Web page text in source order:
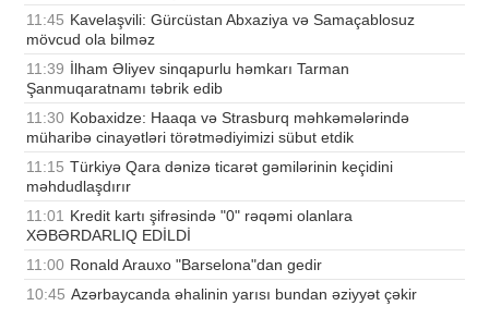
11:45 Kavelaşvili: Gürcüstan Abxaziya və Samaçablosuz
mövcud ola bilməz
11:39 İlham Əliyev sinqapurlu həmkarı Tarman
Şanmuqaratnamı təbrik edib
11:30 Kobaxidze: Haaqa və Strasburq məhkəmələrində
müharibə cinayətləri törətmədiyimizi sübut etdik
11:15 Türkiyə Qara dənizə ticarət gəmilərinin keçidini
məhdudlaşdırır
11:01 Kredit kartı şifrəsində "0" rəqəmi olanlara
XƏBƏRDARLIQ EDİLDİ
11:00 Ronald Arauxo "Barselona"dan gedir
10:45 Azərbaycanda əhalinin yarısı bundan əziyyət çəkir